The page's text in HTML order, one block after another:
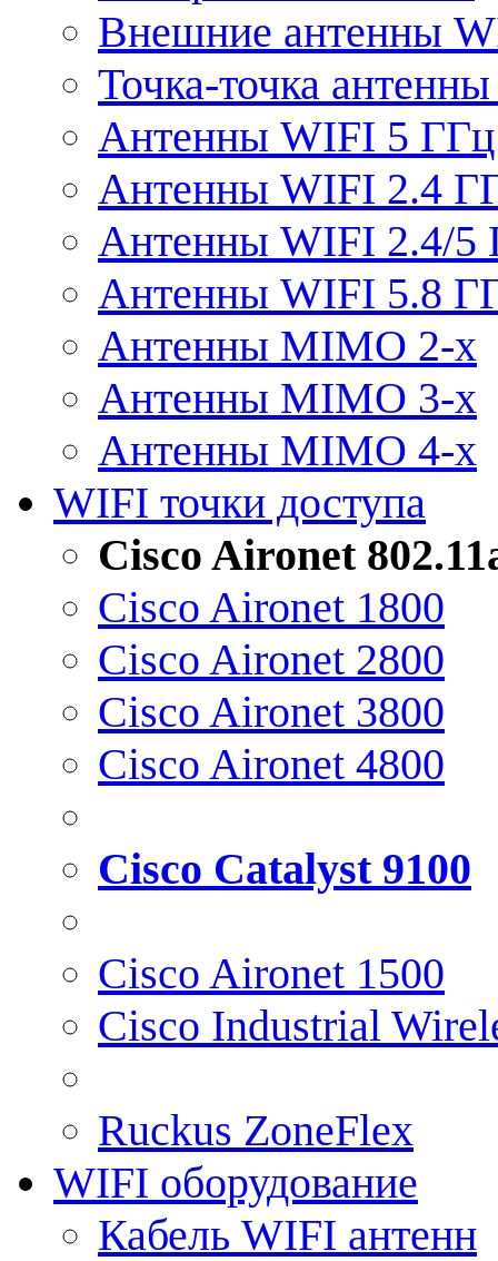
Внешние антенны
Точка-точка
Антенны WIFI 5 ГГц
Антенны WIFI 2.4
Антенны WIFI 2.4/5
Антенны WIFI 5.8
Антенны MIMO 2-x
Антенны MIMO 3-x
Антенны MIMO 4-x
WIFI точки доступа
Cisco Aironet
Cisco Aironet 1800
Cisco Aironet 2800
Cisco Aironet 3800
Cisco Aironet 4800
Cisco Catalyst 9100
Cisco Aironet 1500
Cisco Industrial
Ruckus ZoneFlex
WIFI оборудование
Кабель WIFI антенн